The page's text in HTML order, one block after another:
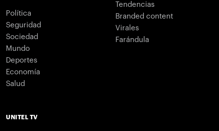
Política
Seguridad
Sociedad
Mundo
Deportes
Economía
Salud
Tendencias
Branded content
Virales
Farándula
UNITEL TV